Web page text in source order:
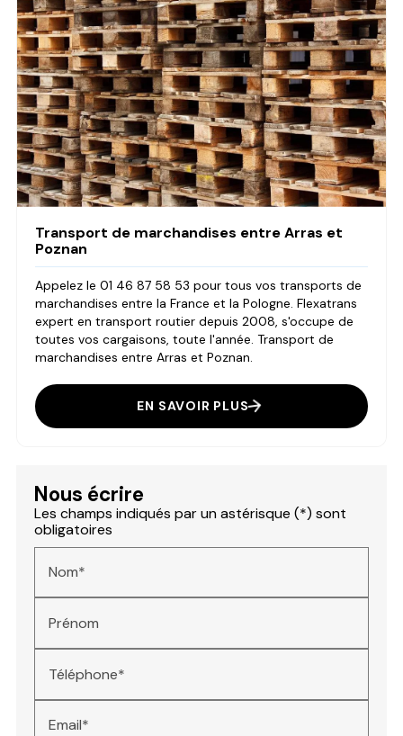
Transport de marchandises entre Arras et
Poznan
Appelez le 01 46 87 58 53 pour tous vos transports de
marchandises entre la France et la Pologne. Flexatrans
expert en transport routier depuis 2008, s'occupe de
toutes vos cargaisons, toute l'année. Transport de
marchandises entre Arras et Poznan.
EN SAVOIR PLUS
Nous écrire
Les champs indiqués par un astérisque (*) sont
obligatoires
Nom*
Prénom
Téléphone*
Email*